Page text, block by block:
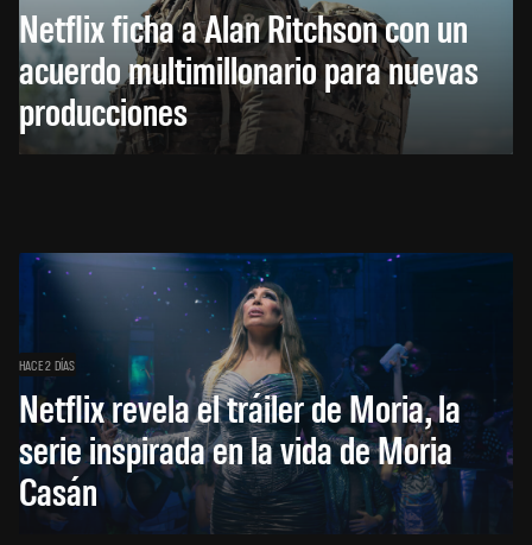
Netflix ficha a Alan Ritchson con un
acuerdo multimillonario para nuevas
producciones
HACE 2 DÍAS
Netflix revela el tráiler de Moria, la
serie inspirada en la vida de Moria
Casán